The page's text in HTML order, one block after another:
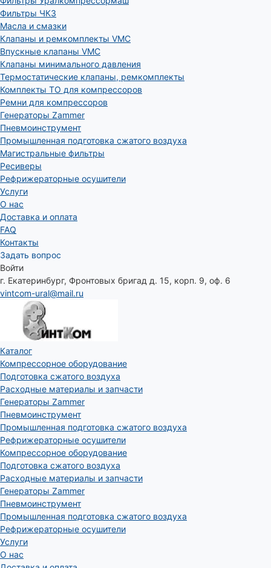
Фильтры ЧКЗ
Масла и смазки
Клапаны и ремкомплекты VMC
Впускные клапаны VMC
Клапаны минимального давления
Термостатические клапаны, ремкомплекты
Комплекты ТО для компрессоров
Ремни для компрессоров
Генераторы Zammer
Пневмоинструмент
Промышленная подготовка сжатого воздуха
Магистральные фильтры
Ресиверы
Рефрижераторные осушители
Услуги
О нас
Доставка и оплата
FAQ
Контакты
Задать вопрос
Войти
г. Екатеринбург, Фронтовых бригад д. 15, корп. 9, оф. 6
vintcom-ural@mail.ru
Каталог
Компрессорное оборудование
Подготовка сжатого воздуха
Расходные материалы и запчасти
Генераторы Zammer
Пневмоинструмент
Промышленная подготовка сжатого воздуха
Рефрижераторные осушители
Компрессорное оборудование
Подготовка сжатого воздуха
Расходные материалы и запчасти
Генераторы Zammer
Пневмоинструмент
Промышленная подготовка сжатого воздуха
Рефрижераторные осушители
Услуги
О нас